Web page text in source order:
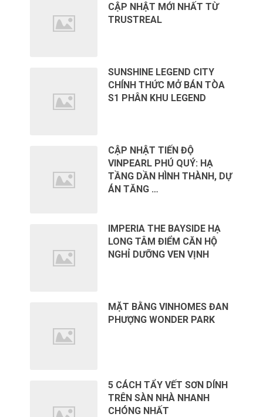
CẬP NHẬT MỚI NHẤT TỪ
TRUSTREAL
SUNSHINE LEGEND CITY
CHÍNH THỨC MỞ BÁN TÒA
S1 PHÂN KHU LEGEND
CẬP NHẬT TIẾN ĐỘ
VINPEARL PHÚ QUÝ: HẠ
TẦNG DẦN HÌNH THÀNH, DỰ
ÁN TĂNG …
IMPERIA THE BAYSIDE HẠ
LONG TÂM ĐIỂM CĂN HỘ
NGHỈ DƯỠNG VEN VỊNH
MẶT BẰNG VINHOMES ĐAN
PHƯỢNG WONDER PARK
5 CÁCH TẨY VẾT SƠN DÍNH
TRÊN SÀN NHÀ NHANH
CHÓNG NHẤT